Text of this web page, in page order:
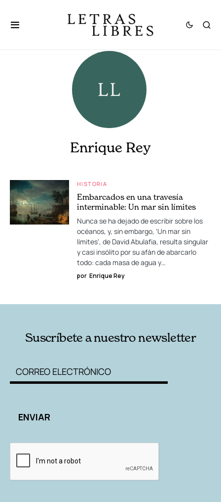
Enrique Rey
HISTORIA
Embarcados en una travesía
interminable: Un mar sin límites
Nunca se ha dejado de escribir sobre los
océanos, y, sin embargo, 'Un mar sin
límites', de David Abulafia, resulta singular
y casi insólito por su afán de abarcarlo
todo: cada masa de agua y…
por Enrique Rey
Suscríbete a nuestro newsletter